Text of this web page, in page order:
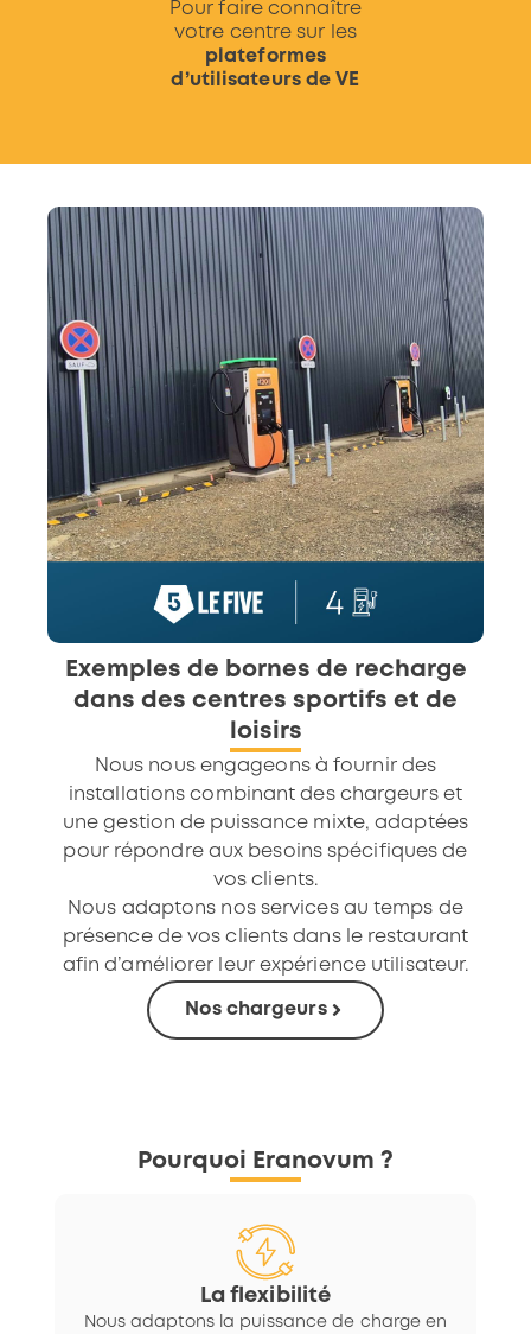
Pour faire connaître
votre centre sur les
plateformes
d’utilisateurs de VE
Exemples de bornes de recharge
dans des centres sportifs et de
loisirs
Nous nous engageons à fournir des
installations combinant des chargeurs et
une gestion de puissance mixte, adaptées
pour répondre aux besoins spécifiques de
vos clients.
Nous adaptons nos services au temps de
présence de vos clients dans le restaurant
afin d’améliorer leur expérience utilisateur.
Nos chargeurs
Pourquoi Eranovum ?
La flexibilité
Nous adaptons la puissance de charge en